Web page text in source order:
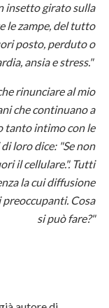
insetto girato sulla
le zampe, del tutto
posto, perduto o
ansia e stress."
rinunciare al mio
che continuano a
tanto intimo con le
loro dice: "Se non
il cellulare.". Tutti
la cui diffusione
Cosa
si può fare?"